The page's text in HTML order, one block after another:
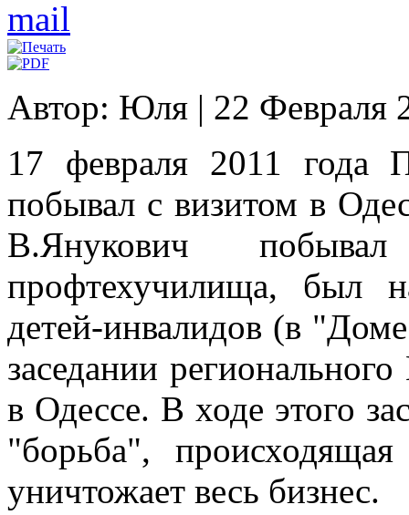
Автор: Юля | 22 Февраля
17 февраля 2011 года
побывал с визитом в
В.Янукович
профтехучилища, был
детей-инвалидов (в
заседании
в Одессе. В ходе этого
"борьба",
уничтожает весь бизнес.